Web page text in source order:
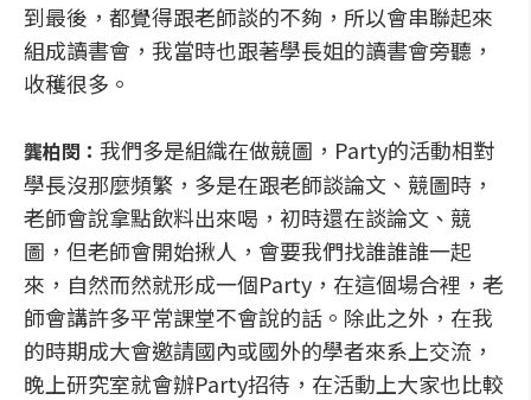
到最後，都覺得跟老師談的不夠，所以會串聯起來
組成讀書會，我當時也跟著學長姐的讀書會旁聽，
收穫很多。
龔柏閔： 我們多是組織在做競圖，Party的活動相對
學長沒那麼頻繁，多是在跟老師談論文、競圖時，
老師會說拿點飲料出來喝，初時還在談論文、競
圖，但老師會開始揪人，會要我們找誰誰誰一起
來，自然而然就形成一個Party，在這個場合裡，老
師會講許多平常課堂不會說的話。除此之外，在我
的時期成大會邀請國內或國外的學者來系上交流，
晚上研究室就會辦Party招待，在活動上大家也比較